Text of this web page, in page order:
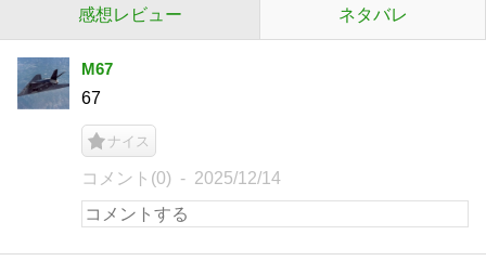
感想レビュー ネタバレ
M67
67
ナイス
コメント(0) 2025/12/14